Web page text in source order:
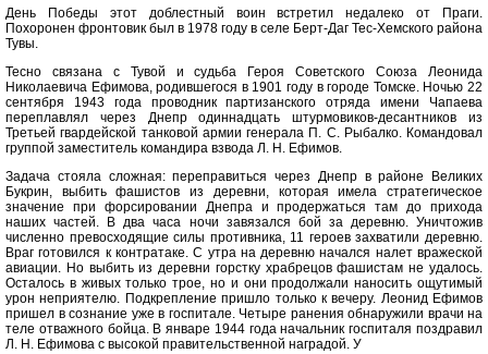
День Победы этот доблестный воин встретил недалеко от Праги.
Похоронен фронтовик был в 1978 году в селе Берт-Даг Тес-Хемского района
Тувы.
Тесно связана с Тувой и судьба Героя Советского Союза Леонида
Николаевича Ефимова, родившегося в 1901 году в городе Томске. Ночью 22
сентября 1943 года проводник партизанского отряда имени Чапаева
переплавлял через Днепр одиннадцать штурмовиков-десантников из
Третьей гвардейской танковой армии генерала П. С. Рыбалко. Командовал
группой заместитель командира взвода Л. Н. Ефимов.
Задача стояла сложная: переправиться через Днепр в районе Великих
Букрин, выбить фашистов из деревни, которая имела стратегическое
значение при форсировании Днепра и продержаться там до прихода
наших частей. В два часа ночи завязался бой за деревню. Уничтожив
численно превосходящие силы противника, 11 героев захватили деревню.
Враг готовился к контратаке. С утра на деревню начался налет вражеской
авиации. Но выбить из деревни горстку храбрецов фашистам не удалось.
Осталось в живых только трое, но и они продолжали наносить ощутимый
урон неприятелю. Подкрепление пришло только к вечеру. Леонид Ефимов
пришел в сознание уже в госпитале. Четыре ранения обнаружили врачи на
теле отважного бойца. В январе 1944 года начальник госпиталя поздравил
Л. Н. Ефимова с высокой правительственной наградой. У